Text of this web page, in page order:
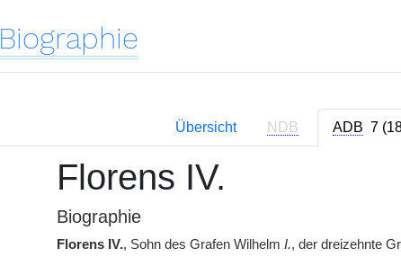
Biographie
Übersicht NDB ADB 7
Florens IV.
Biographie
Florens IV., Sohn des Grafen Wilhelm I., der dreizehnte